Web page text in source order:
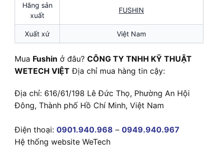
Hãng sản
xuất
FUSHIN
Xuất xứ Việt Nam
Mua Fushin ở đâu? CÔNG TY TNHH KỸ THUẬT
WETECH VIỆT Địa chỉ mua hàng tin cậy:
Địa chỉ: 616/61/198 Lê Đức Thọ, Phường An Hội
Đông, Thành phố Hồ Chí Minh, Việt Nam
Điện thoại: 0901.940.968 – 0949.940.967
Hệ thống website WeTech